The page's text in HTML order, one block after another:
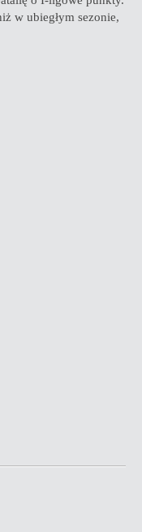
w ubiegłym sezonie,